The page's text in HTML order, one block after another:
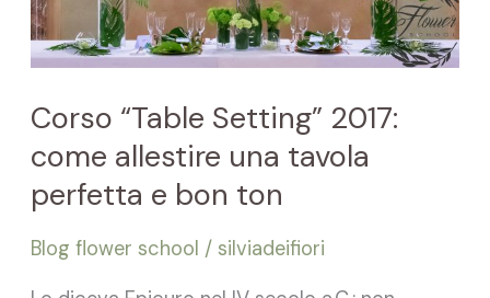
Corso “Table Setting” 2017:
come allestire una tavola
perfetta e bon ton
Blog flower school /silviadeifiori
come
allestire
tavola
perfetta
e
bon